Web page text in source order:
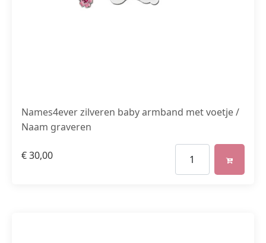
Names4ever zilveren baby armband met voetje /
Naam graveren
€30,00